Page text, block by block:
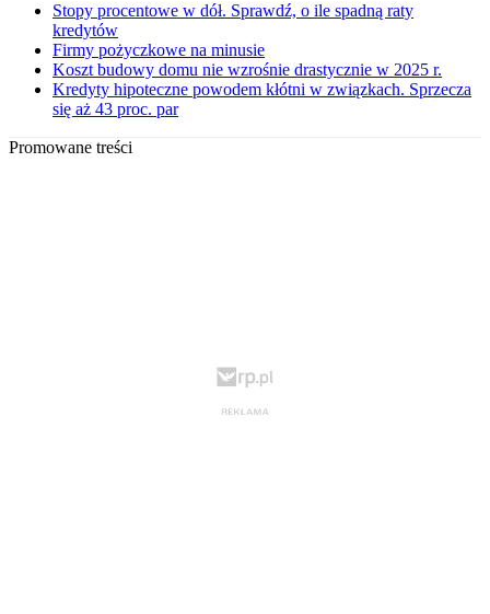
Stopy procentowe w dół. Sprawdź, o ile spadną raty
kredytów
Firmy pożyczkowe na minusie
Koszt budowy domu nie wzrośnie drastycznie w 2025 r.
Kredyty hipoteczne powodem kłótni w związkach. Sprzecza
się aż 43 proc. par
Promowane treści